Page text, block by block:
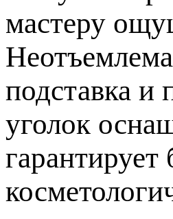
мастеру
подставка и
уголок